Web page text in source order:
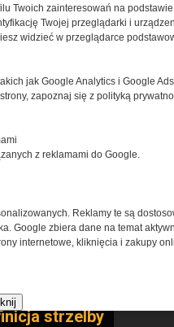
– trzy dni
–
strzelby
Twoich zainteresowań na
Twojej przeglądarki i
widzieć w przeglądarce
jak Google Analytics i Google
zapoznaj się z polityką
z reklamami do Google.
Reklamy te są
Google zbiera dane na temat
internetowe, kliknięcia i zakupy